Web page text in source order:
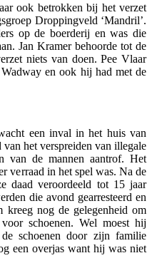
ook betrokken bij het verzet
Droppingveld ‘Mandril’.
op de boerderij en was die
Jan Kramer behoorde tot de
niets van doen. Pee Vlaar
en ook hij had met de
een inval in het huis van
het verspreiden van illegale
van de mannen aantrof. Het
verraad in het spel was. Na de
daad veroordeeld tot 15 jaar
die avond gearresteerd en
kreeg nog de gelegenheid om
schoenen. Wel moest hij
schoenen door zijn familie
een overjas want hij was niet